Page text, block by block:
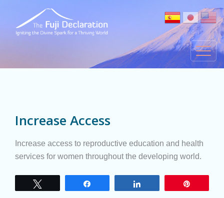
Increase Access
Increase access to reproductive education and health
services for women throughout the developing world.